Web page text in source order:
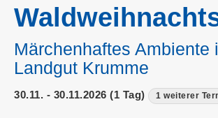
Märchenhaftes Ambiente
Landgut Krumme
30.11. - 30.11.2026 (1 Tag) 1 weiterer